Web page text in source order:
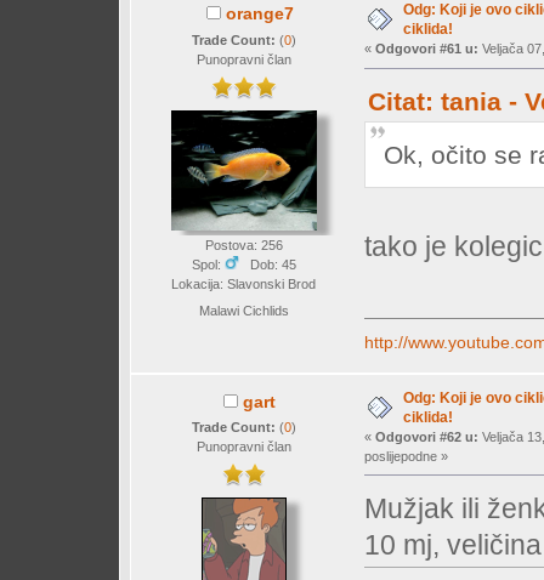
orange7
Trade Count: (0)
Punopravni član
Postova: 256
Spol:
Dob: 45
Lokacija: Slavonski Brod
Malawi Cichlids
Odg: Koji je ovo
ciklida!
« Odgovori #61 u: Veljača
Citat: tania -
Ok, očito se
tako je
http://
gart
Trade Count: (0)
Punopravni član
Odg: Koji je ovo
ciklida!
« Odgovori #62 u: Veljača
poslijepodne »
Mužjak ili
10 mj,